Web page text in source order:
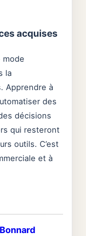
acquises
mode
la
Apprendre à
des
décisions
qui resteront
outils. C’est
et à